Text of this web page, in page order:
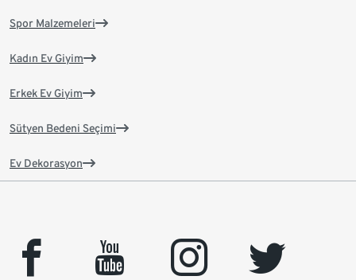
Spor Malzemeleri
Kadın Ev Giyim
Erkek Ev Giyim
Sütyen Bedeni Seçimi
Ev Dekorasyon
facebook youtube instagram
twitter